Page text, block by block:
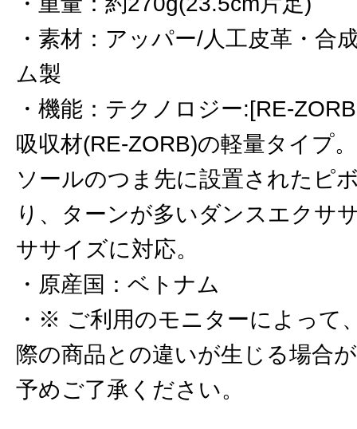
素材 ： アッパー/人工皮革・合
ム製
機能 ： テクノロジー:[RE-
吸収材(RE-ZORB)の軽量タイプ
ソールのつま先に設置されたピ
り、ターンが多いダンスエクサ
ササイズに対応。
原産国 ： ベトナム
※ ご利用のモニターによって
際の商品との違いが生じる場合
予めご了承ください。